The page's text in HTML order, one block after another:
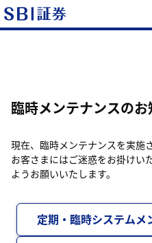
臨時メンテナンスのお
現在、臨時メンテナンスを実施
お客さまにはご迷惑をお掛けい
ようお願いいたします。
定期・臨時システムメ